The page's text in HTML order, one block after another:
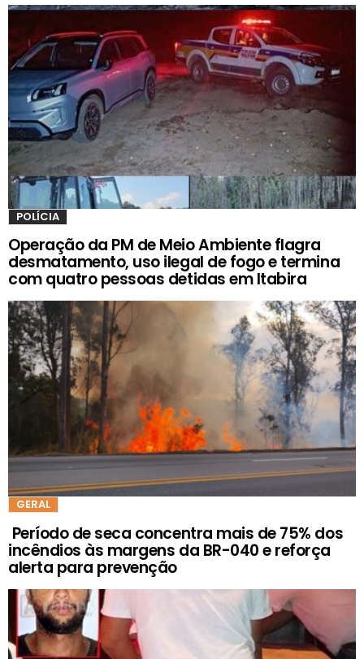
POLÍCIA
Operação da PM de Meio Ambiente flagra
desmatamento, uso ilegal de fogo e termina
com quatro pessoas detidas em Itabira
GERAL
Período de seca concentra mais de 75% dos
incêndios às margens da BR-040 e reforça
alerta para prevenção